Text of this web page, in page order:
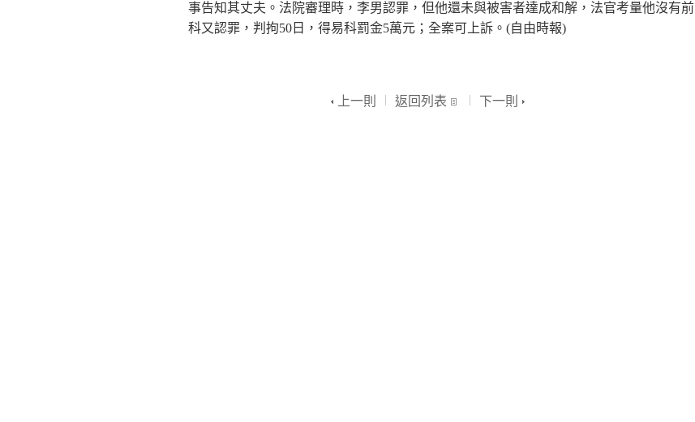
事告知其丈夫。法院審理時，李男認罪，但他還未與被害者達成和解，法官考量他沒有前
科又認罪，判拘50日，得易科罰金5萬元；全案可上訴。(自由時報)
上一則 返回列表 下一則